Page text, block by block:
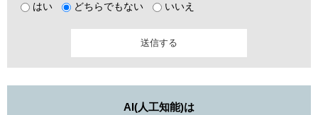
はい どちらでもない いいえ
AI(人工知能)は